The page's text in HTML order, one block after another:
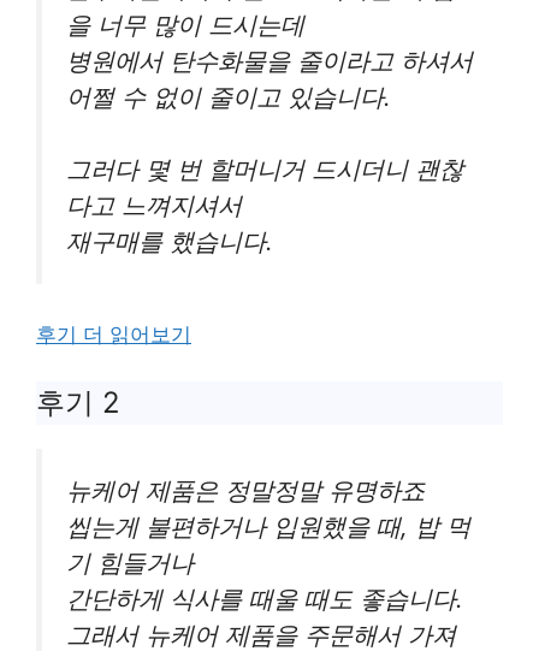
을 너무 많이 드시는데
병원에서 탄수화물을 줄이라고 하셔서
어쩔 수 없이 줄이고 있습니다.
그러다 몇 번 할머니거 드시더니 괜찮
다고 느껴지셔서
재구매를 했습니다.
후기 더 읽어보기
후기 2
뉴케어 제품은 정말정말 유명하죠
씹는게 불편하거나 입원했을 때, 밥 먹
기 힘들거나
간단하게 식사를 때울 때도 좋습니다.
그래서 뉴케어 제품을 주문해서 가져